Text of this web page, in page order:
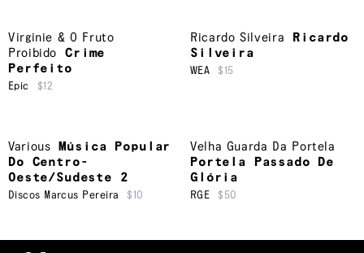
Virginie & O Fruto
Proibido
Crime
Perfeito
Epic $12
Ricardo Silveira
Ricardo
Silveira
WEA $15
Various
Música Popular
Do Centro-
Oeste/Sudeste 2
Discos Marcus Pereira $10
Velha Guarda Da Portela
Portela Passado De
Glória
RGE $50